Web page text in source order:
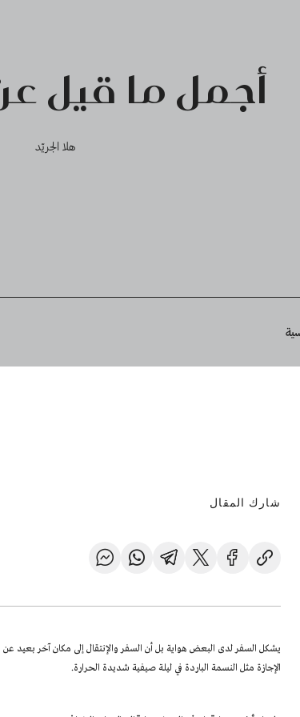
أجمل ما قيل
هلا الجريّد
شارك المقال
يشكل السفر لدى البعض هواية بل أن السفر والإنتقال إلى مكان آخر بعيد
الإجازة مثل النسمة الباردة في ليلة صيفية شديدة الحرارة.